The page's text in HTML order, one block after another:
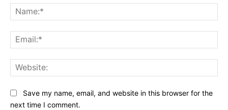
Save my name, email, and website in this browser for the
next time I comment.